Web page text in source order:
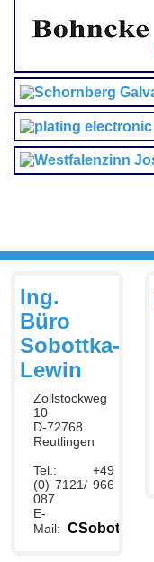
Ing.
Büro
Sobottka-
Lewin
Zollstockweg
10
D-72768
Reutlingen
Tel.: +49
(0) 7121/ 966
087
E-
Mail: